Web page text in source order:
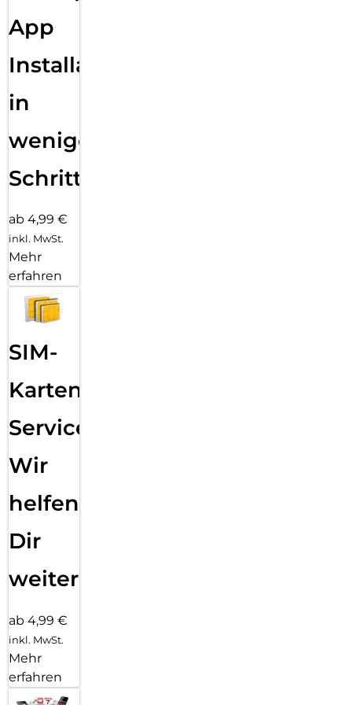
App
Installation
in
wenigen
Schritten
ab 4,99 €
inkl. MwSt.
Mehr
erfahren
SIM-
Karten
Service:
Wir
helfen
Dir
weiter
ab 4,99 €
inkl. MwSt.
Mehr
erfahren